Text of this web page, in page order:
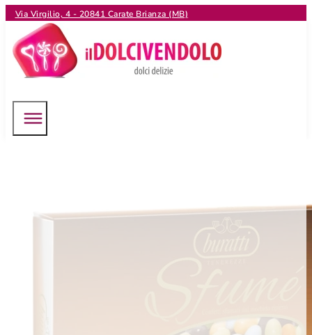
Via Virgilio, 4 - 20841 Carate Brianza (MB)